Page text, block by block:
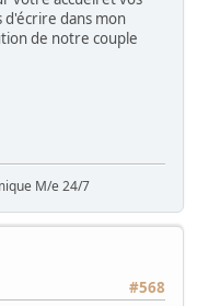
d'écrire dans mon
de notre couple
M/e 24/7
#568